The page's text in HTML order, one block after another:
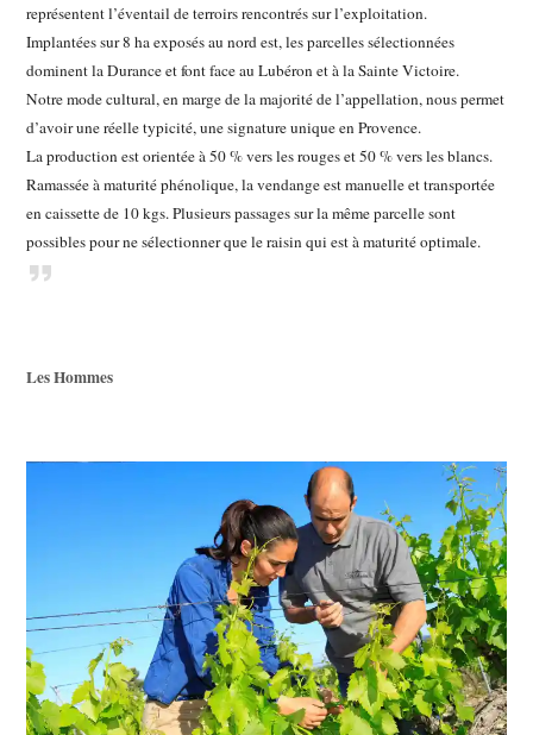
représentent l’éventail de terroirs rencontrés sur l’exploitation.
Implantées sur 8 ha exposés au nord est, les parcelles sélectionnées
dominent la Durance et font face au Lubéron et à la Sainte Victoire.
Notre mode cultural, en marge de la majorité de l’appellation, nous permet
d’avoir une réelle typicité, une signature unique en Provence.
La production est orientée à 50 % vers les rouges et 50 % vers les blancs.
Ramassée à maturité phénolique, la vendange est manuelle et transportée
en caissette de 10 kgs. Plusieurs passages sur la même parcelle sont
possibles pour ne sélectionner que le raisin qui est à maturité optimale.
Les Hommes